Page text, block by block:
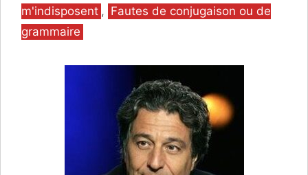
m'indisposent , Fautes de conjugaison ou de
grammaire